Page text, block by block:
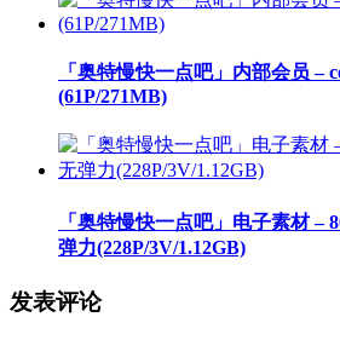
「奥特慢快一点吧」内部会员 –
(61P/271MB)
「奥特慢快一点吧」电子素材 –
弹力(228P/3V/1.12GB)
发表评论